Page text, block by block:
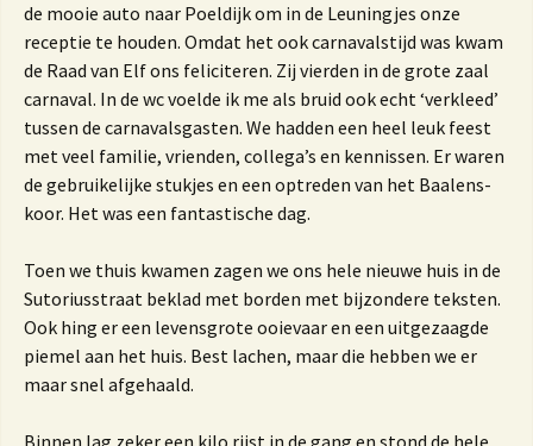
de mooie auto naar Poeldijk om in de Leuningjes onze
receptie te houden. Omdat het ook carnavalstijd was kwam
de Raad van Elf ons feliciteren. Zij vierden in de grote zaal
carnaval. In de wc voelde ik me als bruid ook echt ‘verkleed’
tussen de carnavalsgasten. We hadden een heel leuk feest
met veel familie, vrienden, collega’s en kennissen. Er waren
de gebruikelijke stukjes en een optreden van het Baalens-
koor. Het was een fantastische dag.
Toen we thuis kwamen zagen we ons hele nieuwe huis in de
Sutoriusstraat beklad met borden met bijzondere teksten.
Ook hing er een levensgrote ooievaar en een uitgezaagde
piemel aan het huis. Best lachen, maar die hebben we er
maar snel afgehaald.
Binnen lag zeker een kilo rijst in de gang en stond de hele